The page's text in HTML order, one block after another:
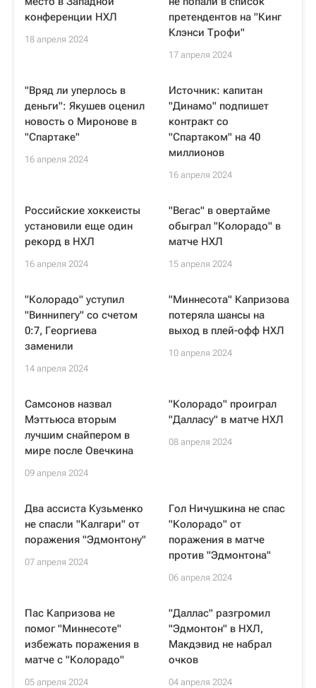
конференции НХЛ
18 апреля 2024
претендентов на "Кинг
Клэнси Трофи"
17 апреля 2024
"Вряд ли уперлось в
деньги": Якушев оценил
новость о Миронове в
"Спартаке"
16 апреля 2024
Источник: капитан
"Динамо" подпишет
контракт со
"Спартаком" на 40
миллионов
16 апреля 2024
Российские хоккеисты
установили еще один
рекорд в НХЛ
16 апреля 2024
"Вегас" в овертайме
обыграл "Колорадо" в
матче НХЛ
15 апреля 2024
"Колорадо" уступил
"Виннипегу" со счетом
0:7, Георгиева
заменили
14 апреля 2024
"Миннесота" Капризова
потеряла шансы на
выход в плей-офф НХЛ
10 апреля 2024
Самсонов назвал
Мэттьюса вторым
лучшим снайпером в
мире после Овечкина
09 апреля 2024
"Колорадо" проиграл
"Далласу" в матче НХЛ
08 апреля 2024
Два ассиста Кузьменко
не спасли "Калгари" от
поражения "Эдмонтону"
07 апреля 2024
Гол Ничушкина не спас
"Колорадо" от
поражения в матче
против "Эдмонтона"
06 апреля 2024
Пас Капризова не
помог "Миннесоте"
избежать поражения в
матче с "Колорадо"
05 апреля 2024
"Даллас" разгромил
"Эдмонтон" в НХЛ,
Макдэвид не набрал
очков
04 апреля 2024